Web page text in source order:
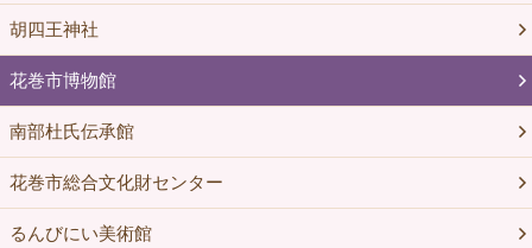
胡四王神社
花巻市博物館
南部杜氏伝承館
花巻市総合文化財センター
るんびにい美術館